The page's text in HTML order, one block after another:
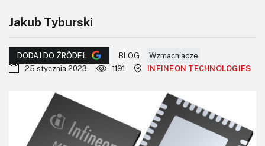
Dla Ciebie
KITy AVT
Newsletter
Magazyny
Jakub Tyburski
DODAJ DO ŹRÓDEŁ BLOG
Wzmacniacze
25 stycznia 2023
1191 INFINEON TECHNOLOGIES